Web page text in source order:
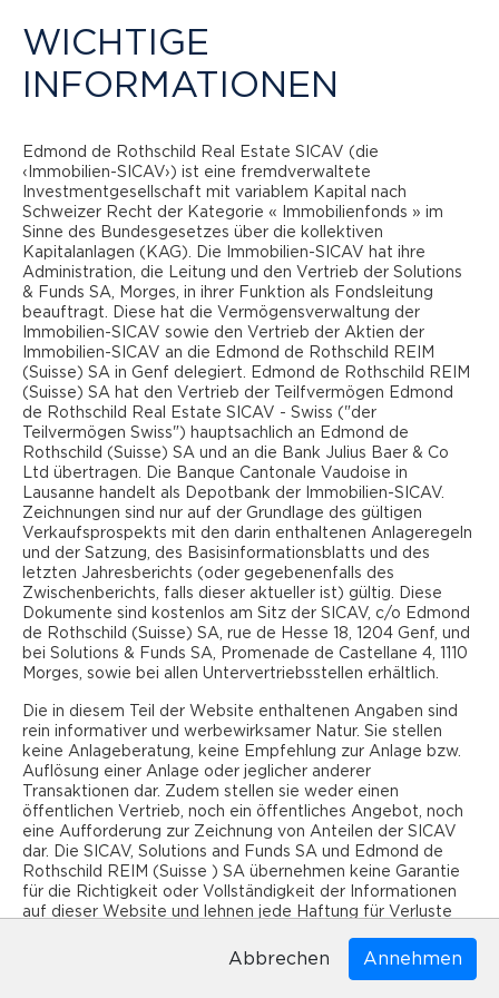
REAL ESTATE SICAV
STEUERFRAGEN
Edmond de Rothschild Real Estate SICAV - Swiss hält
seine Immobilien hauptsächlich in eigenem Namen
(Direktbesitz). In diesem Rahmen ist der in der Schweiz
wohnhafte Anleger von der Steuer auf
Immobilienerträge befreit.
Alle Einkünfte und Kapitalgewinne aus dem im Namen
gehaltenen Immobiliengeschäft werden auf Ebene des
Teilfonds besteuert. Diese Teilfonds profitieren von
günstigen Steuersätzen im Vergleich zu einem
Privatanleger oder einer juristischen Person, die
Immobilien besitzt. So beträgt z.B. der Satz für die
direkte Bundessteuer bei einer SICAV 4,25%, bei
juristischen Personen 8,5% und bei Privaten 11,5%.
Zudem haben die Aktionäre einer SICAV auf die
Immobilien keine Vermögenssteuer zu entrichten, da
dieser Vermögensteil nicht besteuert wird.
Nur das bewegliche Vermögen und die entsprechenden
Ebenfalls werden Gebäude im Besitz von
Immobiliengesellschaften (indirekter Besitz) für
Anleger als steuerbare bewegliche Vermögen
betrachtet.
ERRES-Swiss hält einen Teil (ca. 25 %) seiner
Immobilien über Gesellschaften. Dank der
angesammelten Reserven ist der Teilfonds in der Lage,
Dividenden auszuschütten, die für den Anleger
vollständig steuerbefreit sind.
WICHTIGE
INFORMATIONEN
Edmond de Rothschild Real Estate SICAV (die
‹Immobilien-SICAV›) ist eine fremdverwaltete
Investmentgesellschaft mit variablem Kapital nach
Schweizer Recht der Kategorie « Immobilienfonds » im
Sinne des Bundesgesetzes über die kollektiven
Kapitalanlagen (KAG). Die Immobilien-SICAV hat ihre
Administration, die Leitung und den Vertrieb der Solutions
& Funds SA, Morges, in ihrer Funktion als Fondsleitung
beauftragt. Diese hat die Vermögensverwaltung der
Immobilien-SICAV sowie den Vertrieb der Aktien der
Immobilien-SICAV an die Edmond de Rothschild REIM
(Suisse) SA in Genf delegiert. Edmond de Rothschild REIM
(Suisse) SA hat den Vertrieb der Teilfvermögen Edmond
de Rothschild Real Estate SICAV - Swiss ("der
Teilvermögen Swiss") hauptsachlich an Edmond de
Rothschild (Suisse) SA und an die Bank Julius Baer & Co
Ltd übertragen. Die Banque Cantonale Vaudoise in
Lausanne handelt als Depotbank der Immobilien-SICAV.
Zeichnungen sind nur auf der Grundlage des gültigen
Verkaufsprospekts mit den darin enthaltenen Anlageregeln
und der Satzung, des Basisinformationsblatts und des
letzten Jahresberichts (oder gegebenenfalls des
Zwischenberichts, falls dieser aktueller ist) gültig. Diese
Dokumente sind kostenlos am Sitz der SICAV, c/o Edmond
de Rothschild (Suisse) SA, rue de Hesse 18, 1204 Genf, und
bei Solutions & Funds SA, Promenade de Castellane 4, 1110
Morges, sowie bei allen Untervertriebsstellen erhältlich.
Die in diesem Teil der Website enthaltenen Angaben sind
rein informativer und werbewirksamer Natur. Sie stellen
keine Anlageberatung, keine Empfehlung zur Anlage bzw.
Auflösung einer Anlage oder jeglicher anderer
Transaktionen dar. Zudem stellen sie weder einen
öffentlichen Vertrieb, noch ein öffentliches Angebot, noch
eine Aufforderung zur Zeichnung von Anteilen der SICAV
dar. Die SICAV, Solutions and Funds SA und Edmond de
Rothschild REIM (Suisse ) SA übernehmen keine Garantie
für die Richtigkeit oder Vollständigkeit der Informationen
auf dieser Website und lehnen jede Haftung für Verluste
könnten. Die Informationen auf dieser Website geben die
Abbrechen